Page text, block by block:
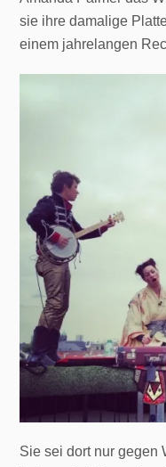
sie ihre damalige
einem jahrelangen
Sie sei dort nur gegen